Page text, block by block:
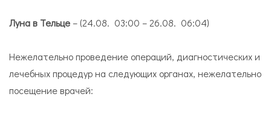
Луна в Тельце – (24.08. 03:00 – 26.08. 06:04)
Нежелательно проведение операций, диагностических и
лечебных процедур на следующих органах, нежелательно
посещение врачей: